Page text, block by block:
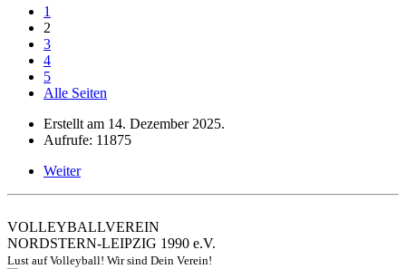
1
2
3
4
5
Alle Seiten
Erstellt am 14. Dezember 2025.
Aufrufe: 11875
Weiter
VOLLEYBALLVEREIN
NORDSTERN-LEIPZIG 1990 e.V.
Lust auf Volleyball! Wir sind Dein Verein!